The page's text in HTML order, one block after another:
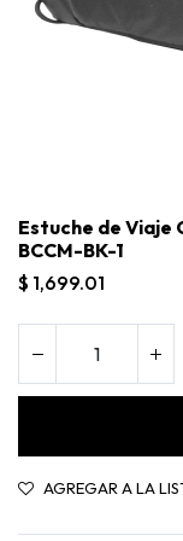
Estuche de Viaje
BCCM-BK-1
$ 1,699.01
AGREGAR A LA